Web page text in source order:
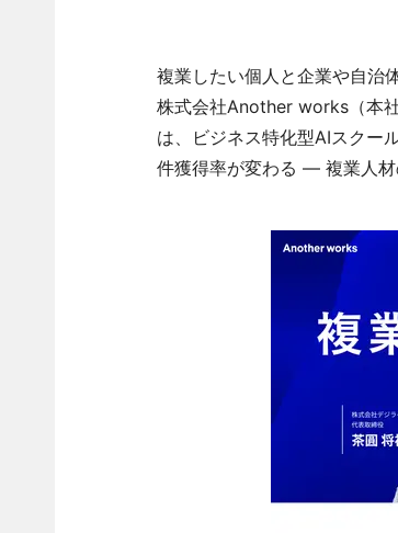
複業したい個人と企業や自治
株式会社Another works（本
は、ビジネス特化型AIスクー
件獲得率が変わる ― 複業人材